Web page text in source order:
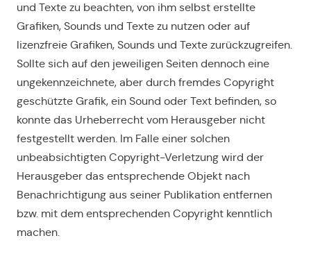
und Texte zu beachten, von ihm selbst erstellte
Grafiken, Sounds und Texte zu nutzen oder auf
lizenzfreie Grafiken, Sounds und Texte zurückzugreifen.
Sollte sich auf den jeweiligen Seiten dennoch eine
ungekennzeichnete, aber durch fremdes Copyright
geschützte Grafik, ein Sound oder Text befinden, so
konnte das Urheberrecht vom Herausgeber nicht
festgestellt werden. Im Falle einer solchen
unbeabsichtigten Copyright-Verletzung wird der
Herausgeber das entsprechende Objekt nach
Benachrichtigung aus seiner Publikation entfernen
bzw. mit dem entsprechenden Copyright kenntlich
machen.